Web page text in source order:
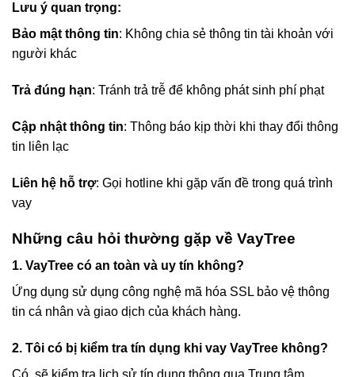
Lưu ý quan trọng:
Bảo mật thông tin: Không chia sẻ thông tin tài khoản với
người khác
Trả đúng hạn: Tránh trả trễ để không phát sinh phí phạt
Cập nhật thông tin: Thông báo kịp thời khi thay đổi thông
tin liên lạc
Liên hệ hỗ trợ: Gọi hotline khi gặp vấn đề trong quá trình
vay
Những câu hỏi thường gặp về VayTree
1. VayTree có an toàn và uy tín không?
Ứng dụng sử dụng công nghệ mã hóa SSL bảo vệ thông
tin cá nhân và giao dịch của khách hàng.
2. Tôi có bị kiểm tra tín dụng khi vay VayTree không?
Có, sẽ kiểm tra lịch sử tín dụng thông qua Trung tâm